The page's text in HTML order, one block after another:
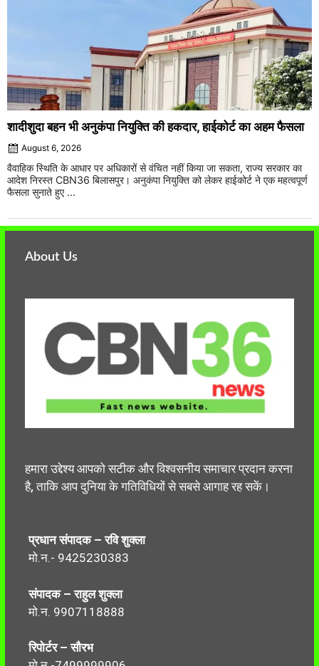
शादीशुदा बहन भी अनुकंपा नियुक्ति की हकदार, हाईकोर्ट का अहम फैसला
August 6, 2026
वैवाहिक स्थिति के आधार पर अधिकारों से वंचित नहीं किया जा सकता, राज्य सरकार का
आदेश निरस्त CBN36 बिलासपुर। अनुकंपा नियुक्ति को लेकर हाईकोर्ट ने एक महत्वपूर्ण
फैसला सुनाते हुए ...
About Us
हमारा उद्देश्य आपको सटीक और विश्वसनीय समाचार प्रदान करना
है, ताकि आप दुनिया के गतिविधियों से सबसे आगाह रह सकें।
प्रधान संपादक – रवि शुक्ला
मो.न.- 9425230383
संपादक – राहुल शुक्ला
मो.न. 9907118888
रिपोर्टर – सौरभ